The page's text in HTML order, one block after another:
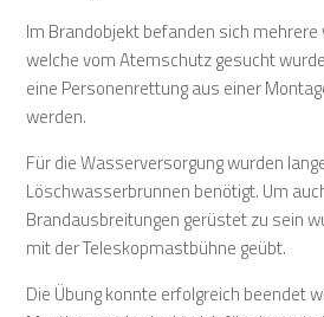
Im Brandobjekt befanden sich
welche vom Atemschutz gesucht
eine Personenrettung aus einer
werden.
Für die Wasserversorgung wurden
Löschwasserbrunnen benötigt. Um
Brandausbreitungen gerüstet zu sein
mit der Teleskopmastbühne geübt.
Die Übung konnte erfolgreich beendet